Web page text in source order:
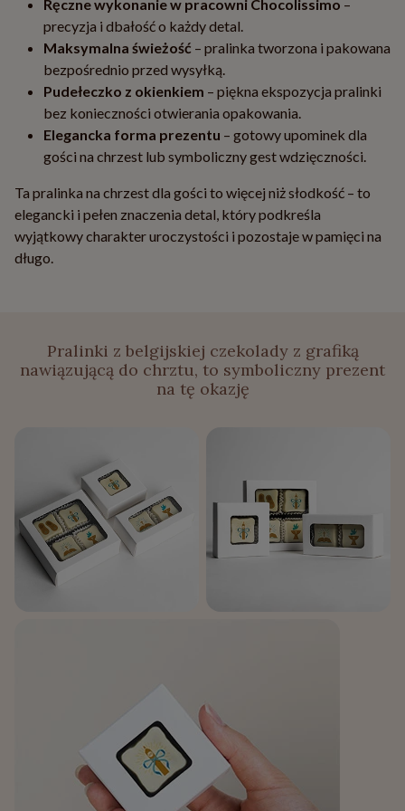
Ręczne wykonanie w pracowni Chocolissimo –
precyzja i dbałość o każdy detal.
Maksymalna świeżość – pralinka tworzona i pakowana
bezpośrednio przed wysyłką.
Pudełeczko z okienkiem – piękna ekspozycja pralinki
bez konieczności otwierania opakowania.
Elegancka forma prezentu – gotowy upominek dla
gości na chrzest lub symboliczny gest wdzięczności.
Ta pralinka na chrzest dla gości to więcej niż słodkość – to
elegancki i pełen znaczenia detal, który podkreśla
wyjątkowy charakter uroczystości i pozostaje w pamięci na
długo.
Pralinki z belgijskiej czekolady z grafiką
nawiązującą do chrztu, to symboliczny prezent
na tę okazję